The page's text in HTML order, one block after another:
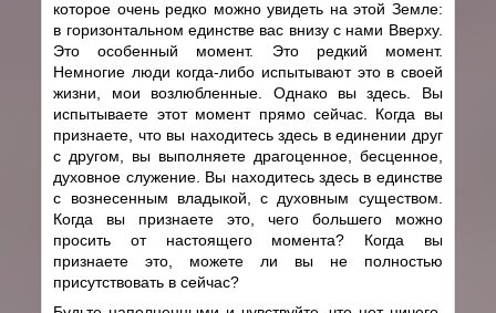
которое очень редко можно увидеть на этой Земле:
в горизонтальном единстве вас внизу с нами Вверху.
Это особенный момент. Это редкий момент.
Немногие люди когда-либо испытывают это в своей
жизни, мои возлюбленные. Однако вы здесь. Вы
испытываете этот момент прямо сейчас. Когда вы
признаете, что вы находитесь здесь в единении друг
с другом, вы выполняете драгоценное, бесценное,
духовное служение. Вы находитесь здесь в единстве
с вознесенным владыкой, с духовным существом.
Когда вы признаете это, чего большего можно
просить от настоящего момента? Когда вы
признаете это, можете ли вы не полностью
присутствовать в сейчас?